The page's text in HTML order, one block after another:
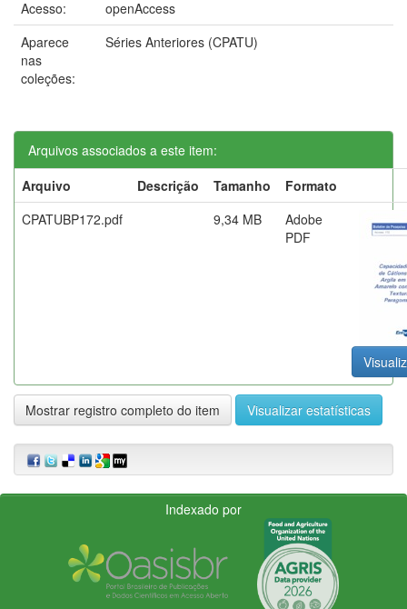
Acesso:
openAccess
Aparece
nas
coleções:
Séries Anteriores (CPATU)
Arquivos associados a este item:
Arquivo
Descrição Tamanho
Formato
CPATUBP172.pdf
9,34 MB
Adobe
PDF
Mostrar registro completo do item Visualizar estatísticas
Indexado por